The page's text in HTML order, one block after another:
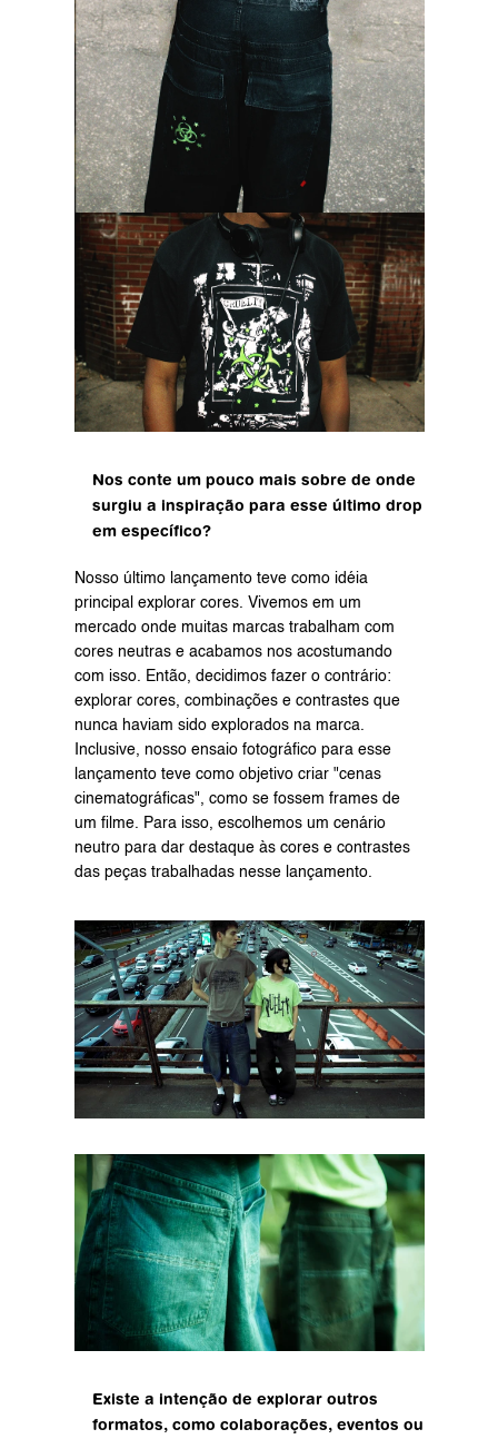
Nos conte um pouco mais sobre de onde
surgiu a inspiração para esse último drop
em específico?
Nosso último lançamento teve como idéia
principal explorar cores. Vivemos em um
mercado onde muitas marcas trabalham com
cores neutras e acabamos nos acostumando
com isso. Então, decidimos fazer o contrário:
explorar cores, combinações e contrastes que
nunca haviam sido explorados na marca.
Inclusive, nosso ensaio fotográfico para esse
lançamento teve como objetivo criar "cenas
cinematográficas", como se fossem frames de
um filme. Para isso, escolhemos um cenário
neutro para dar destaque às cores e contrastes
das peças trabalhadas nesse lançamento.
Existe a intenção de explorar outros
formatos, como colaborações, eventos ou